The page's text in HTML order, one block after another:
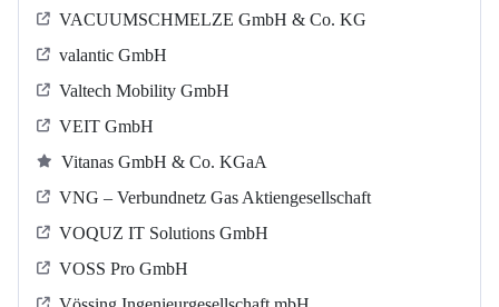
VACUUMSCHMELZE GmbH & Co. KG
valantic GmbH
Valtech Mobility GmbH
VEIT GmbH
Vitanas GmbH & Co. KGaA
VNG – Verbundnetz Gas Aktiengesellschaft
VOQUZ IT Solutions GmbH
VOSS Pro GmbH